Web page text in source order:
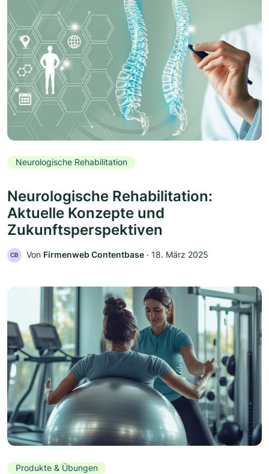
Neurologische Rehabilitation
Neurologische Rehabilitation:
Aktuelle Konzepte und
Zukunftsperspektiven
CB Von Firmenweb Contentbase ‧ 18. März 2025
Produkte & Übungen